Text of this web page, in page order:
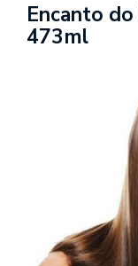
Encanto
473ml